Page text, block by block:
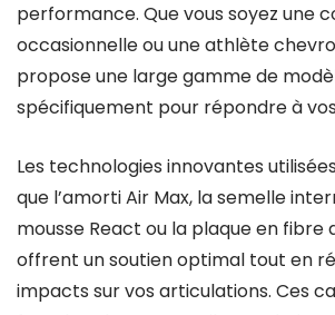
performance. Que vous soyez une
occasionnelle ou une athlète
propose une large gamme de
spécifiquement pour répondre à
Les technologies innovantes
que l’amorti Air Max, la semelle
mousse React ou la plaque en fibre
offrent un soutien optimal tout en
impacts sur vos articulations. Ces